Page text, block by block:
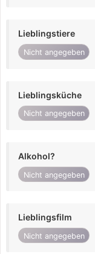
Lieblingstiere
Nicht angegeben
Lieblingsküche
Nicht angegeben
Alkohol?
Nicht angegeben
Lieblingsfilm
Nicht angegeben